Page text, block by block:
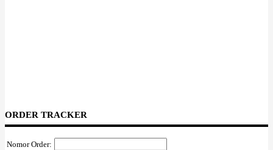
ORDER TRACKER
Nomor Order: